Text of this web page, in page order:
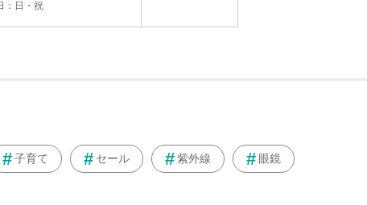
子育て セール 紫外線 眼鏡